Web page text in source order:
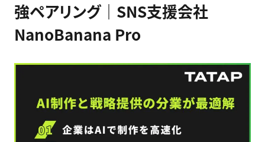
強ペアリング｜SNS支援会社
NanoBanana Pro